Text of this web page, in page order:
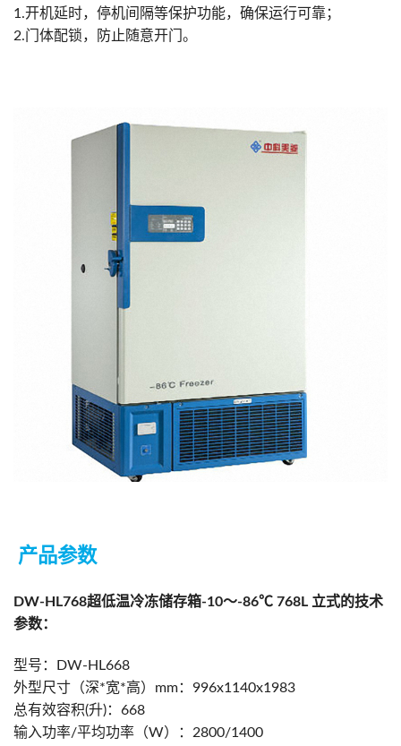
1.开机延时，停机间隔等保护功能，确保运行可靠；
2.门体配锁，防止随意开门。
产品参数
DW-HL768超低温冷冻储存箱-10～-86℃ 768L 立式的技术
参数：
型号：DW-HL668
外型尺寸（深*宽*高）mm：996x1140x1983
总有效容积(升)：668
输入功率/平均功率（W）：2800/1400